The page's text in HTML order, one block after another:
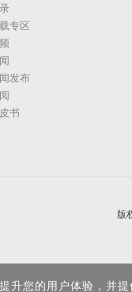
专区
发布
书
版
升您的用户体验，并